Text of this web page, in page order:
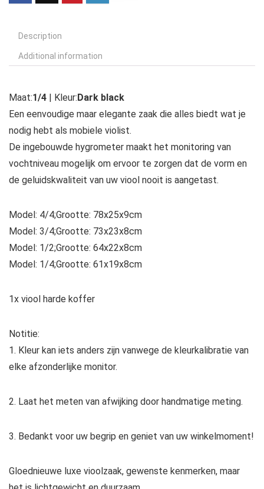
Description
Additional information
Maat:1/4 | Kleur:Dark black
Een eenvoudige maar elegante zaak die alles biedt wat je
nodig hebt als mobiele violist.
De ingebouwde hygrometer maakt het monitoring van
vochtniveau mogelijk om ervoor te zorgen dat de vorm en
de geluidskwaliteit van uw viool nooit is aangetast.
Model: 4/4;Grootte: 78x25x9cm
Model: 3/4;Grootte: 73x23x8cm
Model: 1/2;Grootte: 64x22x8cm
Model: 1/4;Grootte: 61x19x8cm
1x viool harde koffer
Notitie:
1. Kleur kan iets anders zijn vanwege de kleurkalibratie van
elke afzonderlijke monitor.
2. Laat het meten van afwijking door handmatige meting.
3. Bedankt voor uw begrip en geniet van uw winkelmoment!
Gloednieuwe luxe vioolzaak, gewenste kenmerken, maar